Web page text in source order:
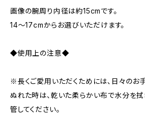
画像の腕周り内径は約15cmです。
14～17cmからお選びいただけます。
◆使用上の注意◆
※長くご愛用いただくためには、日々のお
ぬれた時は、乾いた柔らかい布で水分を拭
管してください。